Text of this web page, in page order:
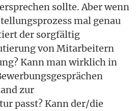
sollte. Aber wenn
mal genau
der sorgfältig
von Mitarbeitern
Kann man wirklich in
zur
passt? Kann der/die